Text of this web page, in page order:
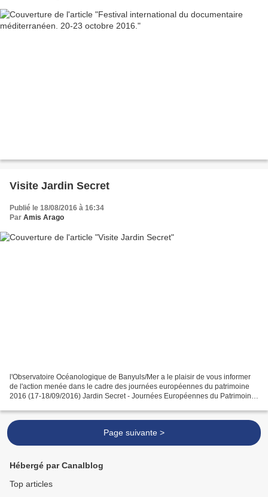
Visite Jardin Secret
Publié le 18/08/2016 à 16:34
Par Amis Arago
l'Observatoire Océanologique de Banyuls/Mer a le plaisir de vous informer
de l'action menée dans le cadre des journées européennes du patrimoine
2016 (17-18/09/2016) Jardin Secret - Journées Européennes du Patrimoine
Page suivante >
Hébergé par Canalblog
Top articles